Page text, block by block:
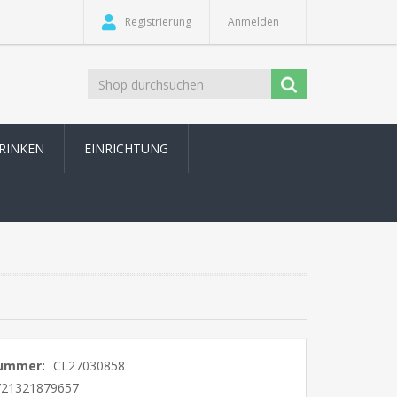
Registrierung Anmelden
EINRICHTUNG
CL27030858